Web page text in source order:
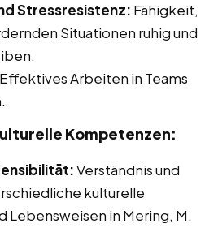
Stressresistenz: Fähigkeit,
Situationen ruhig und
Effektives Arbeiten in Teams
Kompetenzen:
Verständnis und
kulturelle
Lebensweisen in Mering, M.